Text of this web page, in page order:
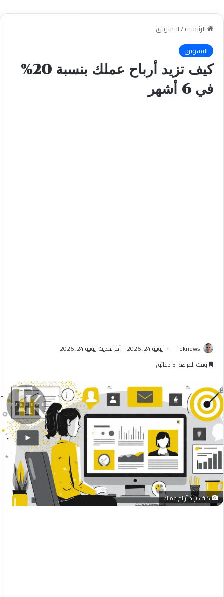
الرئيسية/التسويق
التسويق
كيف تزيد أرباح عملك بنسبة 20%
في 6 أشهر
Teknews يونيو 24, 2026
آخر تحديث: يونيو 24, 2026
وقت القراءة: 5 دقائق
كيف تزيد أرباح عملك